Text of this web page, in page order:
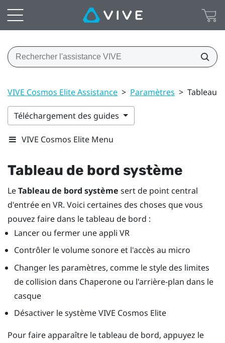
VIVE Cosmos Elite Assistance > Paramètres > Tableau
Téléchargement des guides
VIVE Cosmos Elite Menu
Tableau de bord système
LeTableau de bord système sert de point central
d'entrée en VR. Voici certaines des choses que vous
pouvez faire dans le tableau de bord :
Lancer ou fermer une appli VR
Contrôler le volume sonore et l'accès au micro
Changer les paramètres, comme le style des limites
de collision dans Chaperoneou l'arrière-plan dans le
casque
Désactiver le systèmeVIVE Cosmos Elite
Pour faire apparaître le tableau de bord, appuyez le